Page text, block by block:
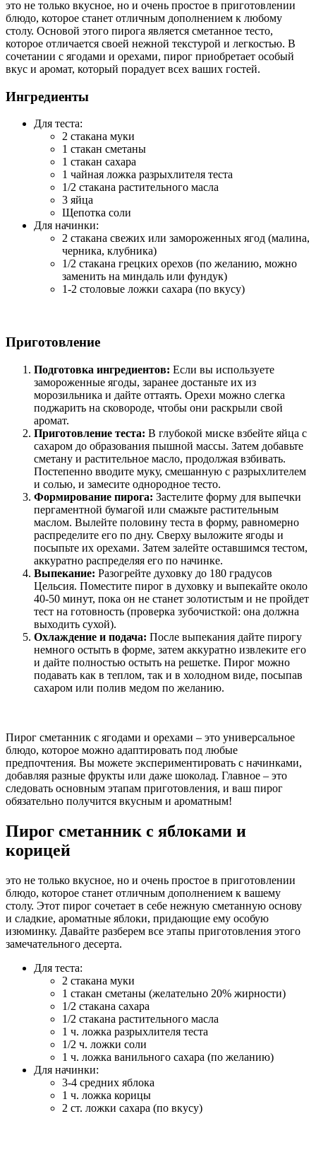
это не только вкусное, но и очень простое в приготовлении
блюдо, которое станет отличным дополнением к любому
столу. Основой этого пирога является сметанное тесто,
которое отличается своей нежной текстурой и легкостью. В
сочетании с ягодами и орехами, пирог приобретает особый
вкус и аромат, который порадует всех ваших гостей.
Ингредиенты
Для теста:
2 стакана муки
1 стакан сметаны
1 стакан сахара
1 чайная ложка разрыхлителя теста
1/2 стакана растительного масла
3 яйца
Щепотка соли
Для начинки:
2 стакана свежих или замороженных ягод (малина,
черника, клубника)
1/2 стакана грецких орехов (по желанию, можно
заменить на миндаль или фундук)
1-2 столовые ложки сахара (по вкусу)
Приготовление
Подготовка ингредиентов: Если вы используете
замороженные ягоды, заранее достаньте их из
морозильника и дайте оттаять. Орехи можно слегка
поджарить на сковороде, чтобы они раскрыли свой
аромат.
Приготовление теста: В глубокой миске взбейте яйца с
сахаром до образования пышной массы. Затем добавьте
сметану и растительное масло, продолжая взбивать.
Постепенно вводите муку, смешанную с разрыхлителем
и солью, и замесите однородное тесто.
Формирование пирога: Застелите форму для выпечки
пергаментной бумагой или смажьте растительным
маслом. Вылейте половину теста в форму, равномерно
распределите его по дну. Сверху выложите ягоды и
посыпьте их орехами. Затем залейте оставшимся тестом,
аккуратно распределяя его по начинке.
Выпекание: Разогрейте духовку до 180 градусов
Цельсия. Поместите пирог в духовку и выпекайте около
40-50 минут, пока он не станет золотистым и не пройдет
тест на готовность (проверка зубочисткой: она должна
выходить сухой).
Охлаждение и подача: После выпекания дайте пирогу
немного остыть в форме, затем аккуратно извлеките его
и дайте полностью остыть на решетке. Пирог можно
подавать как в теплом, так и в холодном виде, посыпав
сахаром или полив медом по желанию.
Пирог сметанник с ягодами и орехами – это универсальное
блюдо, которое можно адаптировать под любые
предпочтения. Вы можете экспериментировать с начинками,
добавляя разные фрукты или даже шоколад. Главное – это
следовать основным этапам приготовления, и ваш пирог
обязательно получится вкусным и ароматным!
Пирог сметанник с яблоками и
корицей
это не только вкусное, но и очень простое в приготовлении
блюдо, которое станет отличным дополнением к вашему
столу. Этот пирог сочетает в себе нежную сметанную основу
и сладкие, ароматные яблоки, придающие ему особую
изюминку. Давайте разберем все этапы приготовления этого
замечательного десерта.
Для теста:
2 стакана муки
1 стакан сметаны (желательно 20% жирности)
1/2 стакана сахара
1/2 стакана растительного масла
1 ч. ложка разрыхлителя теста
1/2 ч. ложки соли
1 ч. ложка ванильного сахара (по желанию)
Для начинки:
3-4 средних яблока
1 ч. ложка корицы
2 ст. ложки сахара (по вкусу)